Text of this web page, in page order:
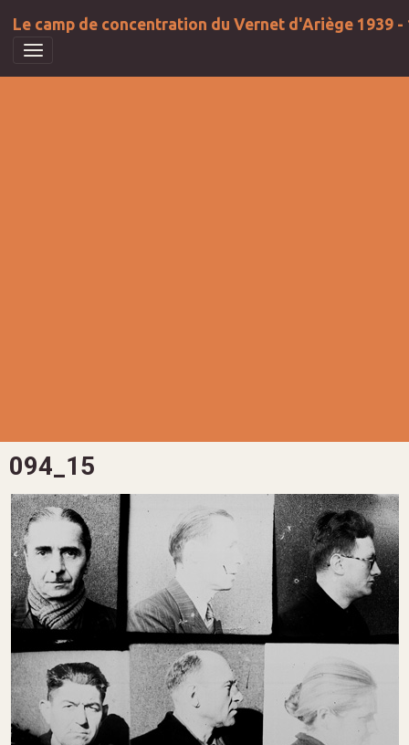
Le camp de concentration du Vernet d'Ariège 1939 -
094_15